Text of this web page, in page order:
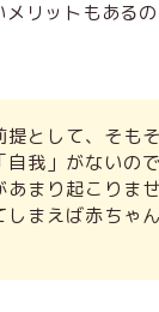
リットもある
提として、そも
自我」がないの
あまり起こりま
しまえば赤ちゃ